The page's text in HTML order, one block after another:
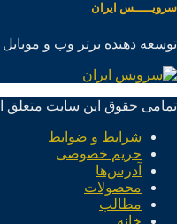
سرویـــــس ایران
توسعه دهنده برتر وب و موبایل
تمامی حقوق این سایت
شرایط و ضوابط
حریم خصوصی
آدرس‌ها
محصولات
مطالب
خانه